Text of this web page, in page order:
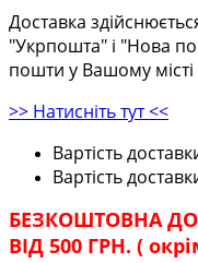
Доставка
"Укрпошта" і "Нова
пошти у Вашому
>> Натисніть тут <<
Вартість
Вартість
БЕЗКОШТОВНА
ВІД 500 ГРН. (